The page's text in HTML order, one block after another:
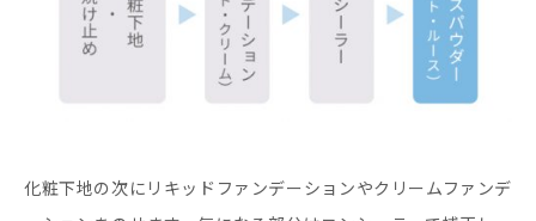
化粧下地の次にリキッドファンデーションやクリームファンデ